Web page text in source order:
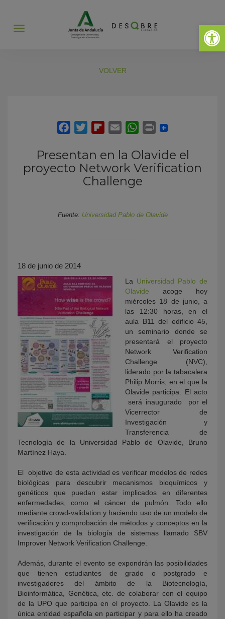
Abrir
Abrir
VOLVER
Presentan en la Olavide el
proyecto Network Verification
Challenge
Fuente: Universidad Pablo de Olavide
18 de junio de 2014
La Universidad Pablo de
Olavide acoge hoy
miércoles 18 de junio, a
las 12:30 horas, en el
aula B11 del edificio 45,
un seminario donde se
presentará el proyecto
Network Verification
Challenge (NVC),
liderado por la tabacalera
Philip Morris, en el que la
Olavide participa. El acto
será inaugurado por el
Vicerrector de
Investigación y
Transferencia de
Tecnología de la Universidad Pablo de Olavide, Bruno
Martínez Haya.
El objetivo de esta actividad es verificar modelos de redes
biológicas para descubrir mecanismos bioquímicos y
genéticos que puedan estar implicados en diferentes
enfermedades, como el cáncer de pulmón. Todo ello
mediante crowd-validation y haciendo uso de un modelo de
verificación y comprobación de métodos y conceptos en la
investigación de la biología de sistemas llamado SBV
Improver Network Verification Challenge.
Además, durante el evento se expondrán las posibilidades
que tienen estudiantes de grado o postgrado e
investigadores del ámbito de la Biotecnología,
Bioinformática, Genética, etc. de colaborar con el equipo
de la UPO que participa en el proyecto. La Olavide es la
única entidad española en participar y para ello ha creado